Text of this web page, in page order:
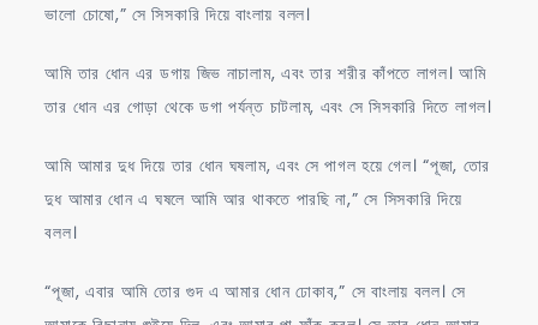
ভালো চোষো,” সে সিসকারি দিয়ে বাংলায় বলল।
আমি তার ধোন এর ডগায় জিভ নাচালাম, এবং তার শরীর কাঁপতে লাগল। আমি
তার ধোন এর গোড়া থেকে ডগা পর্যন্ত চাটলাম, এবং সে সিসকারি দিতে লাগল।
আমি আমার দুধ দিয়ে তার ধোন ঘষলাম, এবং সে পাগল হয়ে গেল। “পূজা, তোর
দুধ আমার ধোন এ ঘষলে আমি আর থাকতে পারছি না,” সে সিসকারি দিয়ে
বলল।
“পূজা, এবার আমি তোর গুদ এ আমার ধোন ঢোকাব,” সে বাংলায় বলল। সে